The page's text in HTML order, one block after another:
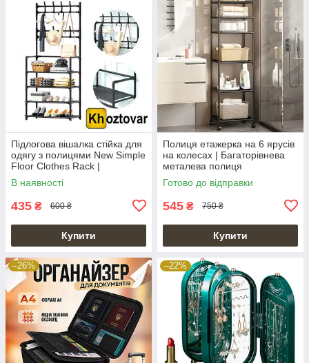
Підлогова вішалка стійка для
одягу з полицями New Simple
Floor Clothes Rack |
60х29.5х151 см
В наявності
435 ₴ 600 ₴
Купити
Полиця етажерка на 6 ярусів
на колесах | Багаторівнева
металева полиця
172х42х32см
Готово до відправки
545 ₴ 750 ₴
Купити
–26% –22%